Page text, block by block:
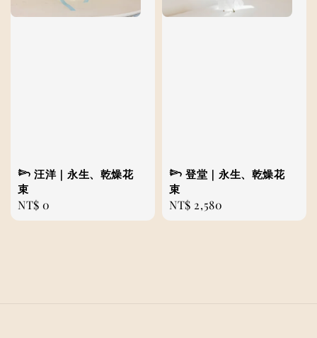
𓆸 汪洋｜永生、乾燥花
束
Regular
price
NT$ 0
𓆸 登堂｜永生、乾燥花
束
Regular
price
NT$ 2,580